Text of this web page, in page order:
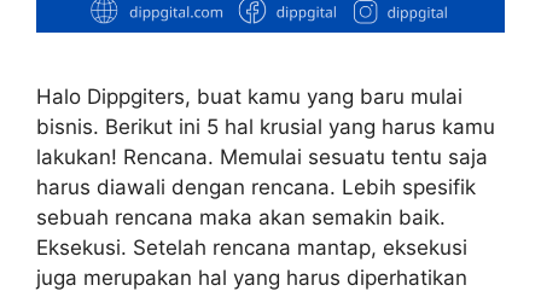
Halo Dippgiters, buat kamu yang baru mulai
bisnis. Berikut ini 5 hal krusial yang harus kamu
lakukan! Rencana. Memulai sesuatu tentu saja
harus diawali dengan rencana. Lebih spesifik
sebuah rencana maka akan semakin baik.
Eksekusi. Setelah rencana mantap, eksekusi
juga merupakan hal yang harus diperhatikan